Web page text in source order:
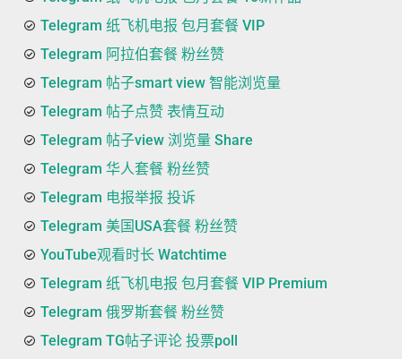
Telegram 纸飞机电报 包月套餐 VIP
Telegram 阿拉伯套餐 粉丝赞
Telegram 帖子smart view 智能浏览量
Telegram 帖子点赞 表情互动
Telegram 帖子view 浏览量 Share
Telegram 华人套餐 粉丝赞
Telegram 电报举报 投诉
Telegram 美国USA套餐 粉丝赞
YouTube观看时长 Watchtime
Telegram 纸飞机电报 包月套餐 VIP Premium
Telegram 俄罗斯套餐 粉丝赞
Telegram TG帖子评论 投票poll